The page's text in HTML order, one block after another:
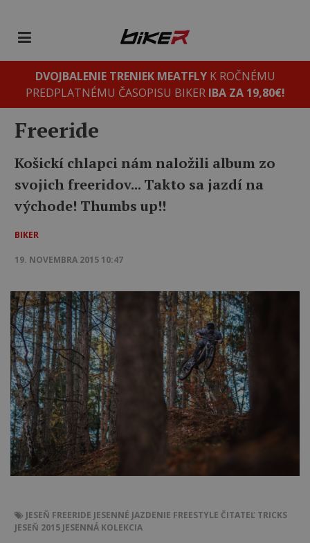
DVOJBALENIE TRENIEK MEATFLYK ROČNÉMU
PREDPLATNÉMU ČASOPISU BIKER IBA ZA 19,80€!
Freeride
Košickí chlapci nám naložili album zo
svojich freeridov... Takto sa jazdí na
východe! Thumbs up!!
BIKER
19. NOVEMBRA 2015 10:47
JESEŇ FREERIDE JESENNÉ JAZDENIE FREESTYLE ČITATEĽ TRICKS
JESEŇ 2015 JESENNÁ KOLEKCIA